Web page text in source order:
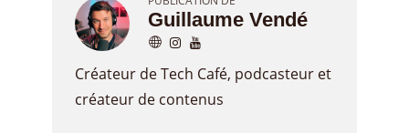
Guillaume Vendé
Créateur de Tech Café, podcasteur et
créateur de contenus